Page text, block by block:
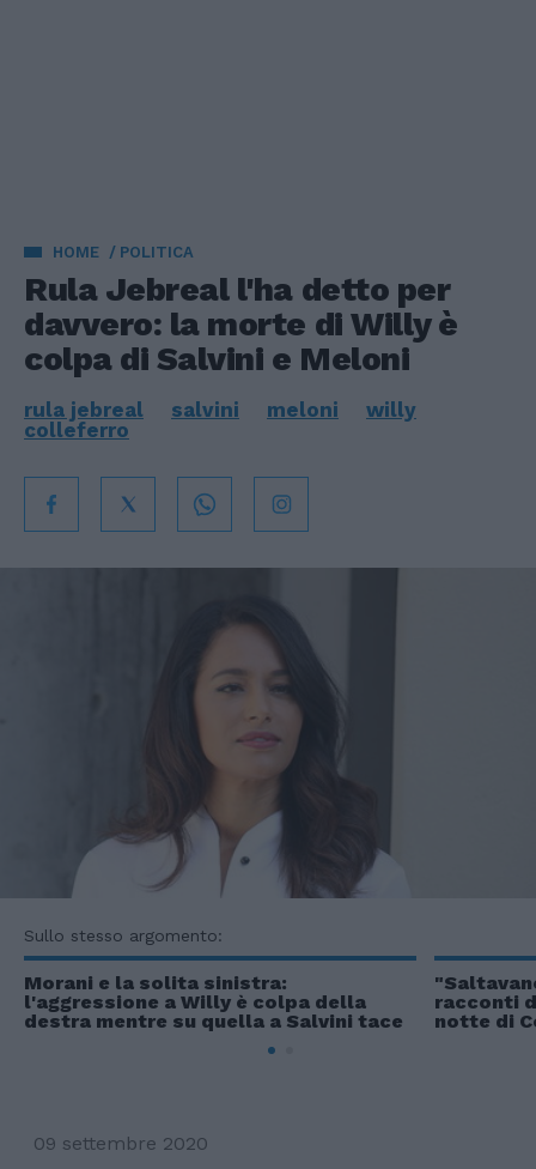
HOME POLITICA
Rula Jebreal l'ha detto per
davvero: la morte di Willy è
colpa di Salvini e Meloni
rula jebreal salvini meloni
willy
colleferro
Sullo stesso argomento:
Morani e la solita sinistra:
l'aggressione a Willy è colpa della
destra mentre su quella a Salvini tace
racconti
notte di
09 settembre 2020